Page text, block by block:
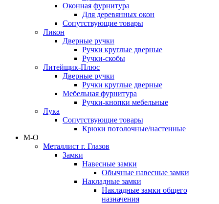
Оконная фурнитура
Для деревянных окон
Сопутствующие товары
Ликон
Дверные ручки
Ручки круглые дверные
Ручки-скобы
Литейщик-Плюс
Дверные ручки
Ручки круглые дверные
Мебельная фурнитура
Ручки-кнопки мебельные
Лука
Сопутствующие товары
Крюки потолочные/настенные
М-О
Металлист г. Глазов
Замки
Навесные замки
Обычные навесные замки
Накладные замки
Накладные замки общего
назначения